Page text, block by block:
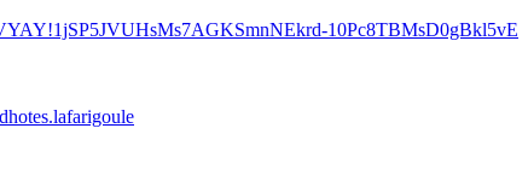
10Pc8TBMsD0gBkl5vE